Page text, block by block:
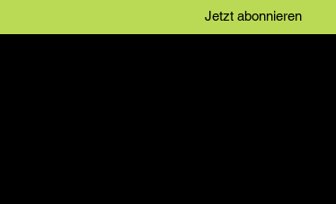
Jetzt abonnieren